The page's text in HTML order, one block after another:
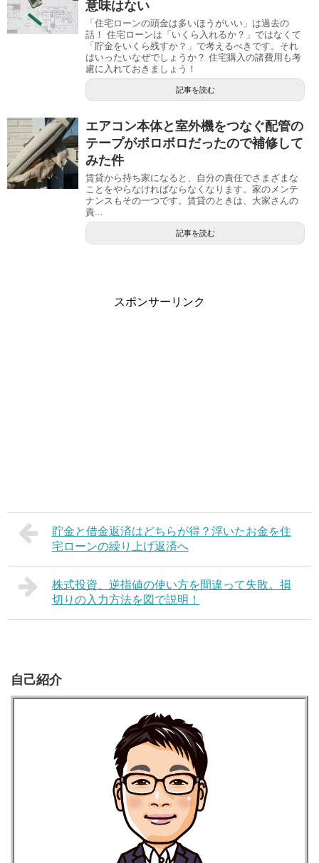
意味はない
「住宅ローンの頭金は多いほうがいい」は過去の
話！ 住宅ローンは「いくら入れるか？」ではなくて
「貯金をいくら残すか？」で考えるべきです。それ
はいったいなぜでしょうか？ 住宅購入の諸費用も考
慮に入れておきましょう！
記事を読む
エアコン本体と室外機をつなぐ配管の
テープがボロボロだったので補修して
みた件
賃貸から持ち家になると、自分の責任でさまざまな
ことをやらなければならなくなります。家のメンテ
ナンスもその一つです。賃貸のときは、大家さんの
責...
記事を読む
スポンサーリンク
貯金と借金返済はどちらが得？浮いたお金を住
宅ローンの繰り上げ返済へ
株式投資、逆指値の使い方を間違って失敗。損
切りの入力方法を図で説明！
自己紹介